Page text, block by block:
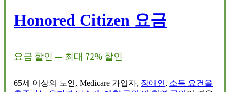
Honored Citizen 요금
요금 할인 — 최대 72% 할인
65세 이상의 노인, Medicare 가입자, 장애인, 소득 요건을